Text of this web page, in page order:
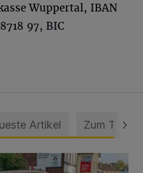
Wuppertal, IBAN
97, BIC
Artikel Zum Thema